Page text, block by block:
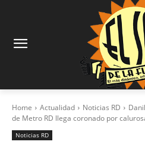
Home Actualidad Noticias RD
de Metro RD llega coronado por
Noticias RD